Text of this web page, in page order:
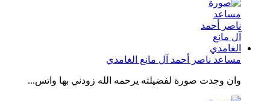
مساعد ناصر أحمد آل مانع الغامدي
وان وجدت صورة لفضيلته يرحمه الله زودني بها واتس...